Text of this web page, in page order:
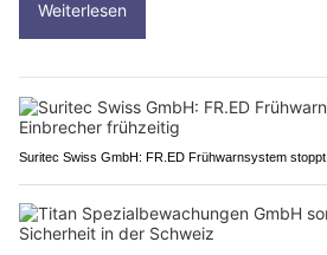
Weiterlesen
Suritec Swiss GmbH: FR.ED Frühwarnsystem